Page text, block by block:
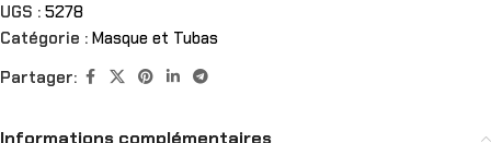
UGS : 5278
Catégorie : Masque et Tubas
Partager:
Informations complémentaires